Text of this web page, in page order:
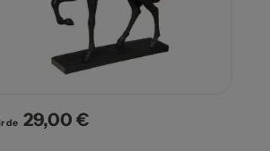
de Prix
29,00 €